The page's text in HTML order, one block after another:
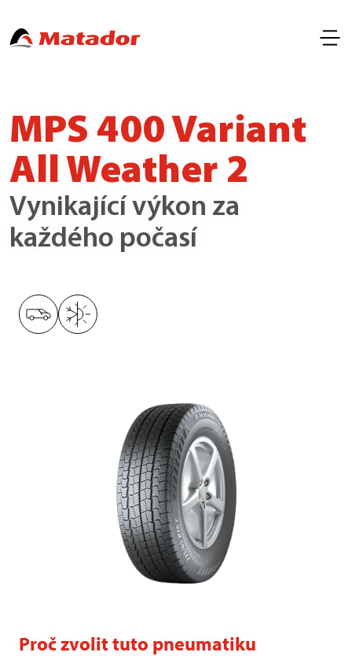
MPS 400 Variant
All Weather 2
Vynikající výkon za
každého počasí
Proč zvolit tuto pneumatiku